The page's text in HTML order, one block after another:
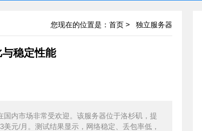
您现在的位置是： 首页 > 独立服务器
稳定性能
内市场非常受欢迎。该服务器位于洛杉矶，提
元/月。测试结果显示，网络稳定、丢包率低，